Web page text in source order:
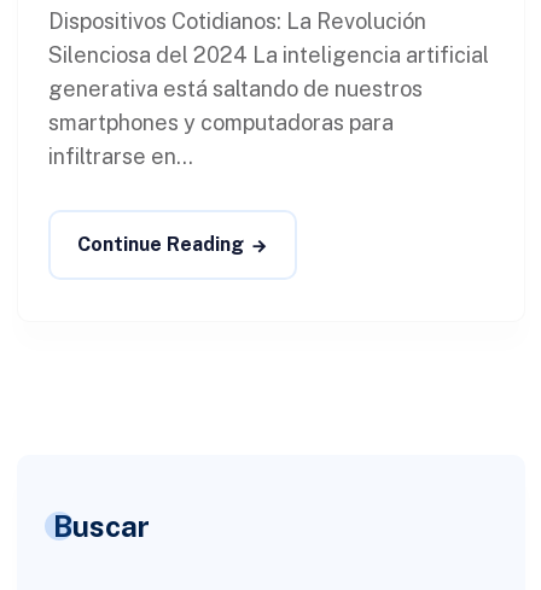
Dispositivos Cotidianos: La Revolución
Silenciosa del 2024 La inteligencia artificial
generativa está saltando de nuestros
smartphones y computadoras para
infiltrarse en...
Continue Reading
Buscar